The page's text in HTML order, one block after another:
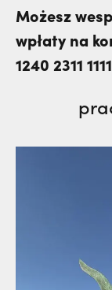
Możesz
wpłaty na
1240 2311